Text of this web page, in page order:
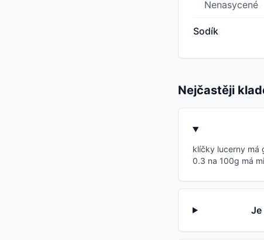
Nenasycené
Sodík
Nejčastěji
klíčky lucerny má
0.3 na 100g má